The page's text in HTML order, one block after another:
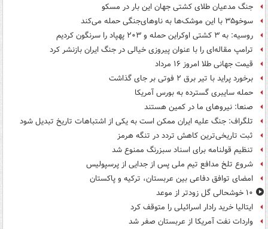
جنگ مدعیان طلای کشتی جهان این بار در مسکو
سوخو۳۵ با این موشک‌ها به ناوهای‌جنگی حمله می‌کند
روسیه: به ۳ کشتی اوکراین حمله و ۲۰۳ پهپاد را سرنگون کردیم
ترامپ مقاله‌ای را با عنوان پیروزی خیالی در جنگ ایران بازنشر کرد
قیمت جهانی طلا امروز ۱۶ مرداد
برخورد پراید با تیر برق ۲ فوتی بر جای گذاشت
حمله سایبری گسترده به بورس آمریکا
صنعا: نیروهای ما در کمین‌ هستند
تلگراف: جنگ علیه ایران ممکن است به یکی از اشتباهات تاریخ تبدیل شود
ثبت تاریخی‌ترین کاهش تردد در تنگه هرمز
تنظیم قولنامه برای اسناد سبزرنگ ممنوع شد
شروع تلخ مدافع تیم ملی پس از جدایی از پرسپولیس
امضای توافق دفاعی بین عربستان، ترکیه و پاکستان
۱۰ خوشحالی گل زودتر از موعد
ایتالیا خرید رادار اسرائیلی را متوقف کرد
واردات نفت آمریکا از عربستان صفر شد